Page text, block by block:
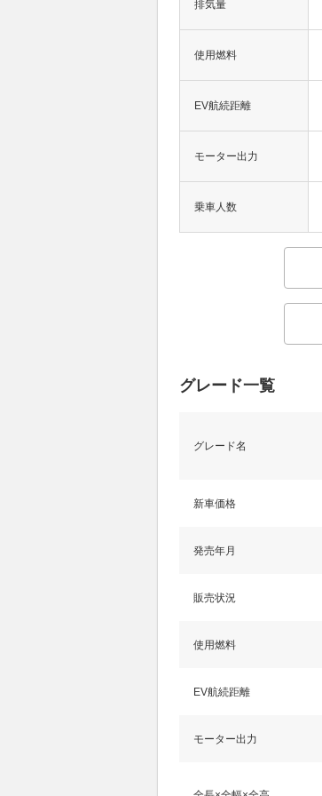
排気量
使用燃料
EV航続距離
モーター出力
乗車人数
グレード一覧
グレード名
新車価格
発売年月
販売状況
使用燃料
EV航続距離
モーター出力